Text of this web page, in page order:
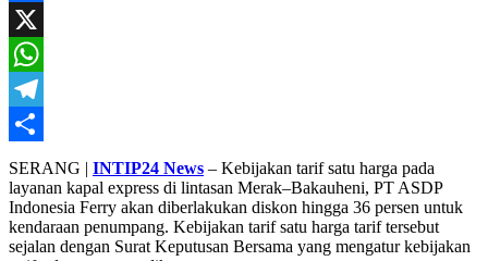
Mail
Facebook
X
WhatsApp
Telegram
Share
SERANG | INTIP24 News – Kebijakan tarif satu harga pada
layanan kapal express di lintasan Merak–Bakauheni, PT ASDP
Indonesia Ferry akan diberlakukan diskon hingga 36 persen untuk
kendaraan penumpang. Kebijakan tarif satu harga tarif tersebut
sejalan dengan Surat Keputusan Bersama yang mengatur kebijakan